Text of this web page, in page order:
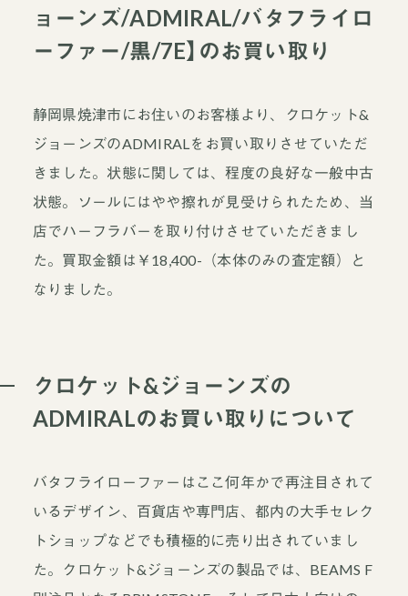
ョーンズ/ADMIRAL/バタフライロ
ーファー/黒/7E】のお買い取り
静岡県焼津市にお住いのお客様より、クロケット&
ジョーンズのADMIRALをお買い取りさせていただ
きました。状態に関しては、程度の良好な一般中古
状態。ソールにはやや擦れが見受けられたため、当
店でハーフラバーを取り付けさせていただきまし
た。買取金額は￥18,400-（本体のみの査定額）と
なりました。
クロケット&ジョーンズの
ADMIRALのお買い取りについて
バタフライローファーはここ何年かで再注目されて
いるデザイン、百貨店や専門店、都内の大手セレク
トショップなどでも積極的に売り出されていまし
た。クロケット&ジョーンズの製品では、BEAMS F